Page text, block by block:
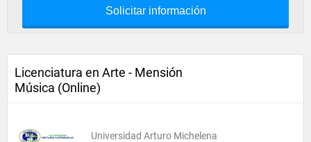
Solicitar información
Licenciatura en Arte - Mensión
Música (Online)
Universidad Arturo Michelena